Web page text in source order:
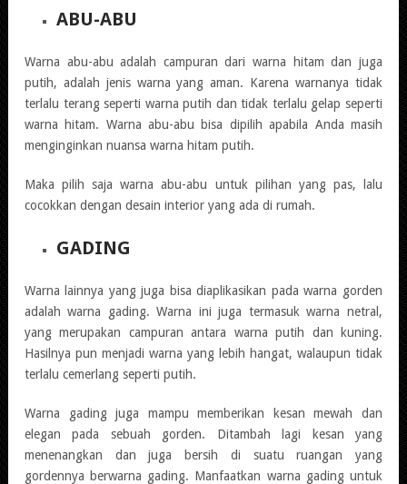
ABU-ABU
Warna abu-abu adalah campuran dari warna hitam dan juga
putih, adalah jenis warna yang aman. Karena warnanya tidak
terlalu terang seperti warna putih dan tidak terlalu gelap seperti
warna hitam. Warna abu-abu bisa dipilih apabila Anda masih
menginginkan nuansa warna hitam putih.
Maka pilih saja warna abu-abu untuk pilihan yang pas, lalu
cocokkan dengan desain interior yang ada di rumah.
GADING
Warna lainnya yang juga bisa diaplikasikan pada warna gorden
adalah warna gading. Warna ini juga termasuk warna netral,
yang merupakan campuran antara warna putih dan kuning.
Hasilnya pun menjadi warna yang lebih hangat, walaupun tidak
terlalu cemerlang seperti putih.
Warna gading juga mampu memberikan kesan mewah dan
elegan pada sebuah gorden. Ditambah lagi kesan yang
menenangkan dan juga bersih di suatu ruangan yang
gordennya berwarna gading. Manfaatkan warna gading untuk